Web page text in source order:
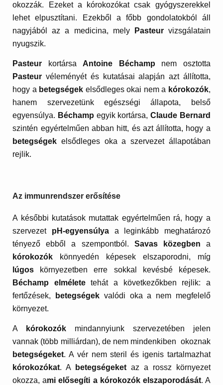
okozzák. Ezeket a kórokozókat csak gyógyszerekkel
lehet elpusztítani. Ezekből a főbb gondolatokból áll
nagyjából az a medicina, mely
Pasteurvizsgálatain
nyugszik.
Pasteur kortársaAntoine Béchamp nem osztotta
Pasteur véleményét és kutatásai alapján azt állította,
hogy a betegségek elsődleges okai nem a kórokozók,
hanem szervezetünk egészségi állapota, belső
egyensúlya. Béchamp egyik kortársa,Claude Bernard
szintén egyértelműen abban hitt, és azt állította, hogy a
betegségek elsődleges oka a szervezet állapotában
rejlik.
Az immunrendszer erősítése
A későbbi kutatások mutattak egyértelműen rá, hogy a
szervezet pH-egyensúlyaa leginkább meghatározó
tényező ebből a szempontból. Savas közegben a
kórokozók könnyedén képesek elszaporodni, míg
lúgos környezetben erre sokkal kevésbé képesek.
Béchamp elméletetehát a következőkben rejlik: a
fertőzések,
betegségekvalódi oka a nem megfelelő
környezet.
A kórokozók mindannyiunk szervezetében jelen
vannak (több milliárdan), de nem mindenkiben okoznak
betegségeket. A vér nem steril és igenis tartalmazhat
kórokozókat. A betegségeket az a rossz környezet
okozza, ami elősegíti a kórokozók elszaporodását. A